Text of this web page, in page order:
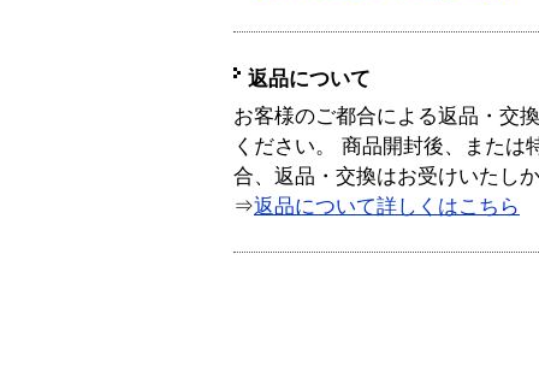
返品について
お客様のご都合による返品・交
ください。 商品開封後、または
合、返品・交換はお受けいたし
⇒返品について詳しくはこちら